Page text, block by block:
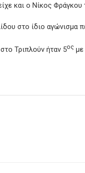
και ο Νίκος
στο ίδιο αγώνισμα
Τριπλούν ήταν 5ος με